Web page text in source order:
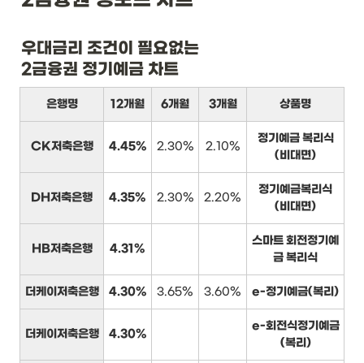
우대금리 조건이 필요없는
2금융권 정기예금 차트
은행명 12개월 6개월 3개월 상품명
CK저축은행 4.45% 2.30% 2.10%
정기예금 복리식
(비대면)
DH저축은행 4.35% 2.30% 2.20%
정기예금복리식
(비대면)
HB저축은행 4.31%
스마트 회전정기예
금 복리식
더케이저축은행 4.30% 3.65% 3.60% e-정기예금(복리)
더케이저축은행 4.30%
e-회전식정기예금
(복리)